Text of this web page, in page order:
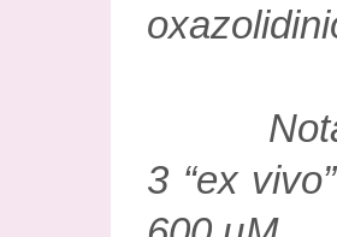
Nota:
3 “ex